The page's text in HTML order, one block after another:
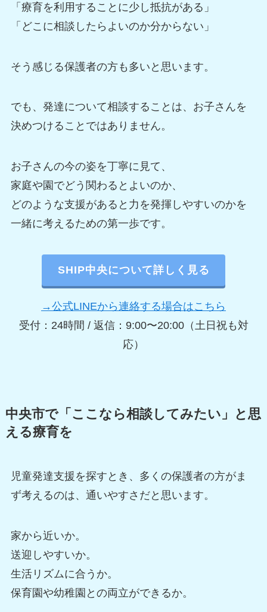
「療育を利用することに少し抵抗がある」
「どこに相談したらよいのか分からない」
そう感じる保護者の方も多いと思います。
でも、発達について相談することは、お子さんを
決めつけることではありません。
お子さんの今の姿を丁寧に見て、
家庭や園でどう関わるとよいのか、
どのような支援があると力を発揮しやすいのかを
一緒に考えるための第一歩です。
SHIP中央について詳しく見る
→公式LINEから連絡する場合はこちら
受付：24時間 / 返信：9:00〜20:00（土日祝も対
応）
中央市で「ここなら相談してみたい」と思
える療育を
児童発達支援を探すとき、多くの保護者の方がま
ず考えるのは、通いやすさだと思います。
家から近いか。
送迎しやすいか。
生活リズムに合うか。
保育園や幼稚園との両立ができるか。